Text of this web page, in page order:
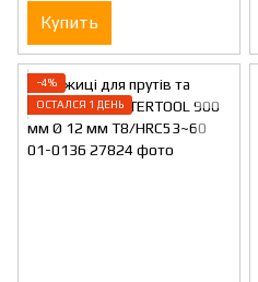
Купить
−4%
ОСТАЛСЯ 1 ДЕНЬ